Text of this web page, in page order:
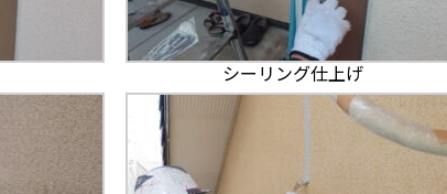
シーリング仕上げ